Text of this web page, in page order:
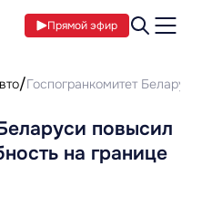
Прямой эфир
Госпогранкомитет
повысил
на границе